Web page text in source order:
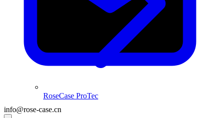
info@rose-case.cn
RoseCase ProTec